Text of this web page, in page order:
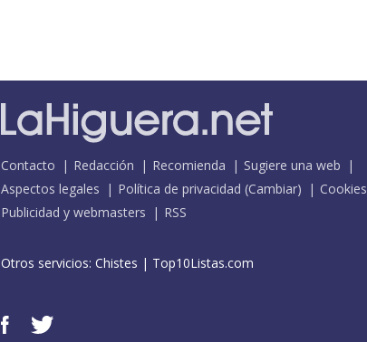
Contacto Redacción Recomienda
Sugiere una web
Aspectos legales
Política de privacidad (Cambiar)
Cookies
Publicidad y webmasters
RSS
Otros servicios: Chistes | Top10Listas.com